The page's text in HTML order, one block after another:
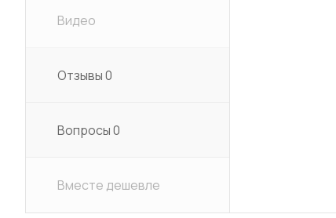
Видео
Отзывы0
Вопросы0
Вместе дешевле